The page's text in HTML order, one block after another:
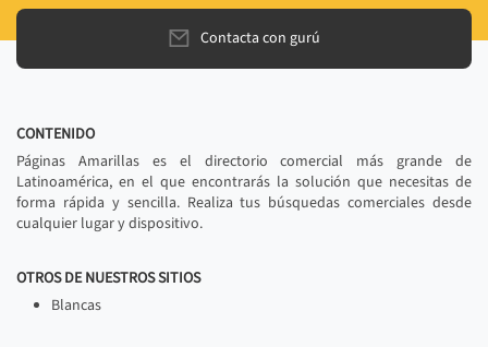
Contacta con gurú
CONTENIDO
Páginas Amarillas es el directorio comercial más grande de
Latinoamérica, en el que encontrarás la solución que necesitas de
forma rápida y sencilla. Realiza tus búsquedas comerciales desde
cualquier lugar y dispositivo.
OTROS DE NUESTROS SITIOS
Blancas